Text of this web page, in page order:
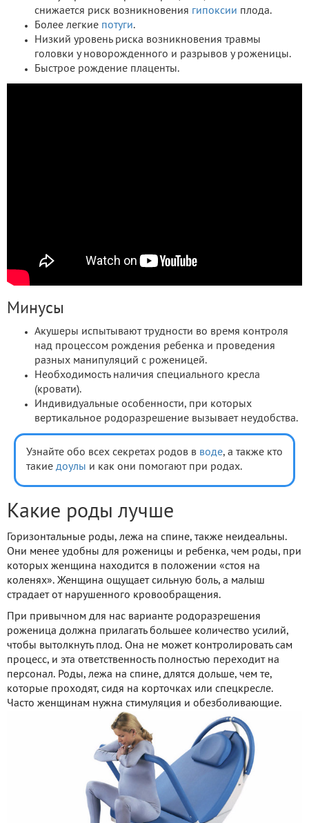
снижается риск возникновения гипоксии плода.
Более легкие потуги.
Низкий уровень риска возникновения травмы
головки у новорожденного и разрывов у роженицы.
Быстрое рождение плаценты.
Минусы
Акушеры испытывают трудности во время контроля
над процессом рождения ребенка и проведения
разных манипуляций с роженицей.
Необходимость наличия специального кресла
(кровати).
Индивидуальные особенности, при которых
вертикальное родоразрешение вызывает неудобства.
Узнайте обо всех секретах родов в воде, а также кто
такие доулы и как они помогают при родах.
Какие роды лучше
Горизонтальные роды, лежа на спине, также неидеальны.
Они менее удобны для роженицы и ребенка, чем роды, при
которых женщина находится в положении «стоя на
коленях». Женщина ощущает сильную боль, а малыш
страдает от нарушенного кровообращения.
При привычном для нас варианте родоразрешения
роженица должна прилагать большее количество усилий,
чтобы вытолкнуть плод. Она не может контролировать сам
процесс, и эта ответственность полностью переходит на
персонал. Роды, лежа на спине, длятся дольше, чем те,
которые проходят, сидя на корточках или спецкресле.
Часто женщинам нужна стимуляция и обезболивающие.